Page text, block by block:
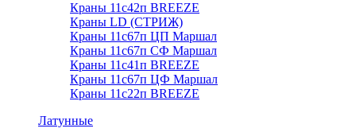
Краны 11с42п BREEZE
Краны LD (СТРИЖ)
Краны 11с67п ЦП Маршал
Краны 11с67п СФ Маршал
Краны 11с41п BREEZE
Краны 11с67п ЦФ Маршал
Краны 11с22п BREEZE
Латунные